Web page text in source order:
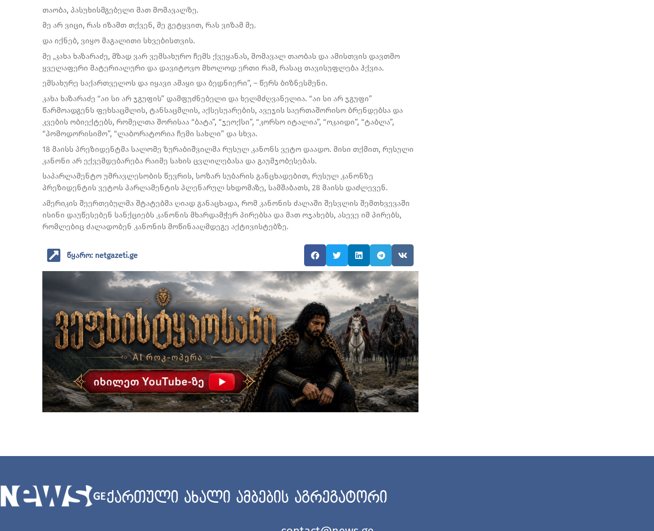
თაობა, პასუხისმგებელი მათ მომავალზე.
მე არ ვიცი, რას იზამთ თქვენ, მე გეტყვით, რას ვიზამ მე.
და იქნებ, ვიყო მაგალითი სხვებისთვის.
მე ,კახა ხაზარაძე, მზად ვარ ვემსახურო ჩემს ქვეყანას, მომავალ თაობას და ამისთვის დავთმო
ყველაფერი მატერიალური და დავიტოვო მხოლოდ ერთი რამ, რასაც თავისუფლება ჰქვია.
ემსახურე საქართველოს და იყავი ამაყი და ბედნიერი”, – წერს ბიზნესმენი.
კახა ხაზარაძე “აი სი არ ჯგუფის” დამფუძნებელი და ხელმძღვანელია. “აი სი არ ჯგუფი”
წარმოადგენს ფეხსაცმლის, ტანსაცმლის, აქსესუარების, ავეჯის საერთაშორისო ბრენდებსა და
კვების ობიექტებს, რომელთა შორისაა “ბატა”, “ჯეოქსი”, “კორსო იტალია”, “ოკაიდი”, “ტაბლა”,
“პომოდორისიმო”, “ლაბორატორია ჩემი სახლი” და სხვა.
18 მაისს პრეზიდენტმა სალომე ზურაბიშვილმა რუსულ კანონს ვეტო დაადო. მისი თქმით, რუსული
კანონი არ ექვემდებარება რაიმე სახის ცვლილებასა და გაუმჯობესებას.
საპარლამენტო უმრავლესობის წევრის, სოზარ სუბარის განცხადებით, რუსულ კანონზე
პრეზიდენტის ვეტოს პარლამენტის პლენარულ სხდომაზე, სამშაბათს, 28 მაისს დაძლევენ.
ამერიკის შეერთებულმა შტატებმა ღიად განაცხადა, რომ კანონის ძალაში შესვლის შემთხვევაში
ისინი დაუწესებენ სანქციებს კანონის მხარდამჭერ პირებსა და მათ ოჯახებს, ასევე იმ პირებს,
რომლებიც ძალადობენ კანონის მოწინააღმდეგე აქტივისტებზე.
წყარო: netgazeti.ge
ქართული ახალი ამბების აგრეგატორი